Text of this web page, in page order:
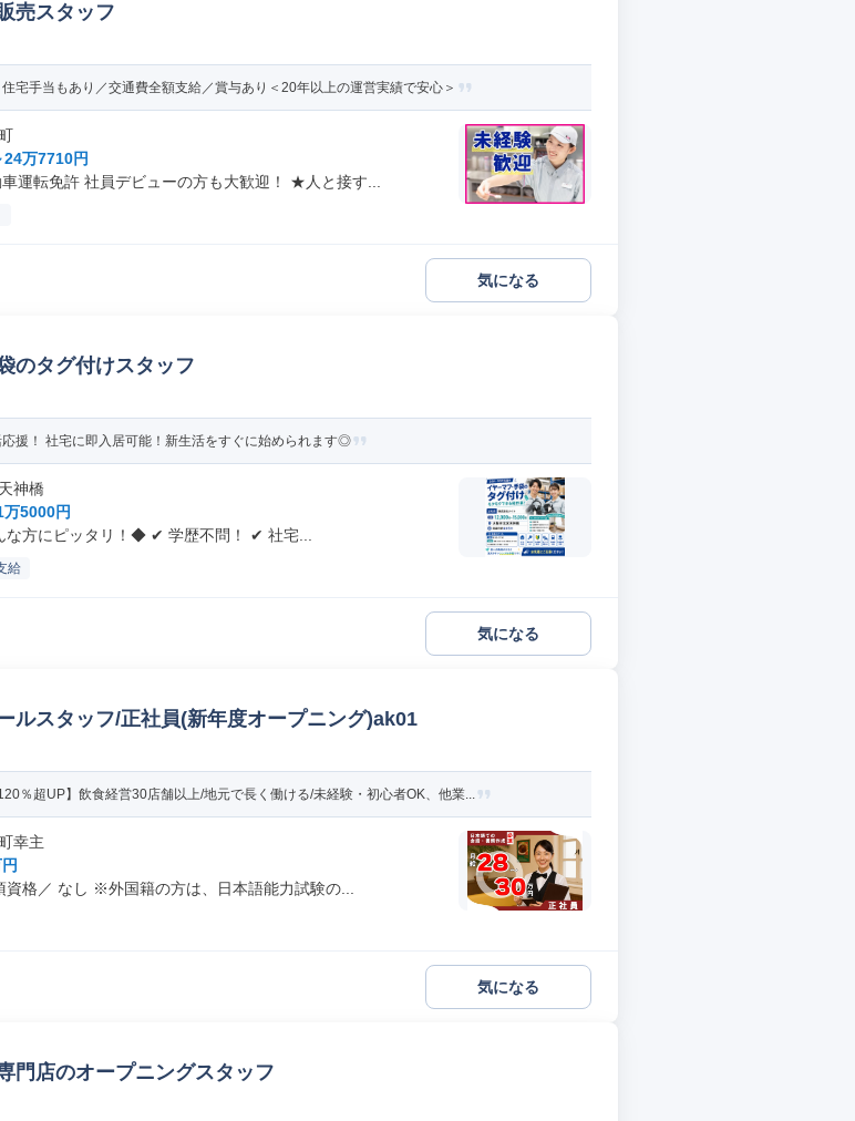
売スタッフ
住宅手当もあり／交通費全額支給／賞与あり＜20年以上の運営実績で安心＞
24万7710円
運転免許 社員デビューの方も大歓迎！ ★人と接す...
気になる
のタグ付けスタッフ
援！ 社宅に即入居可能！新生活をすぐに始められます◎
神橋
万5000円
方にピッタリ！◆ ✔ 学歴不問！ ✔ 社宅...
給
気になる
ルスタッフ/正社員(新年度オープニング)ak01
％超UP】飲食経営30店舗以上/地元で長く働ける/未経験・初心者OK、他業...
幸主
資格／ なし ※外国籍の方は、日本語能力試験の...
気になる
門店のオープニングスタッフ